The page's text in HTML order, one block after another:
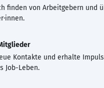
finden von Arbeitgebern und
Kontakte und erhalte
Job-Leben.